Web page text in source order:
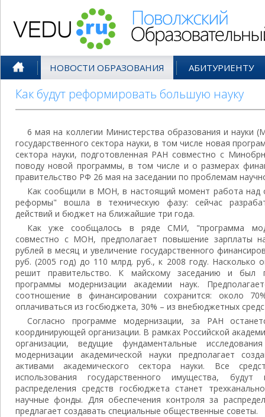
НОВОСТИ ОБРАЗОВАНИЯ АБИТУРИЕНТУ
Как будут реформировать большую науку
6 мая на коллегии Министерства образования и науки
государственного сектора науки, в том числе новая
сектора науки, подготовленная РАН совместно с
поводу новой программы, в том числе и о размерах
правительство РФ 26 мая на заседании по проблемам
Как сообщили в МОН, в настоящий момент работа над
реформы" вошла в техническую фазу: сейчас
действий и бюджет на ближайшие три года.
Как уже сообщалось в ряде СМИ, "программа
совместно с МОН, предполагает повышение зарплаты
рублей в месяц и увеличение государственного
руб. (2005 год) до 110 млрд. руб., к 2008 году. Насколько
решит правительство. К майскому заседанию и был
программы модернизации академии наук.
соотношение в финансировании сохранится: около
оплачиваться из госбюджета, 30% – из внебюджетных
Согласно программе модернизации, за РАН
координирующей организации. В рамках Российской
организации, ведущие фундаментальные
модернизации академической науки предполагает
активами академического сектора науки. Все
использования государственного имущества, будут
распределения средств госбюджета станет
научные фонды. Для обеспечения контроля за
предлагает создавать специальные общественные советы.